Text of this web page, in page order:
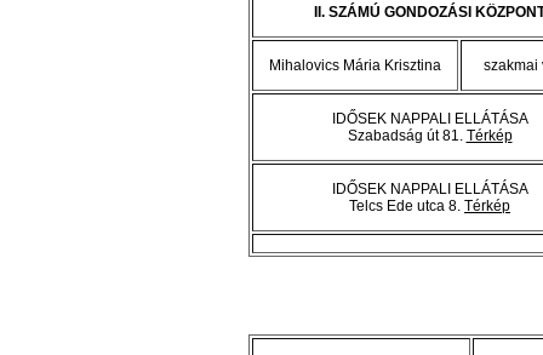
II. SZÁMÚ GONDOZÁSI
Mihalovics Mária Krisztina szakmai
IDŐSEK NAPPALI ELLÁTÁSA
Szabadság út 81. Térkép
IDŐSEK NAPPALI ELLÁTÁSA
Telcs Ede utca 8. Térkép